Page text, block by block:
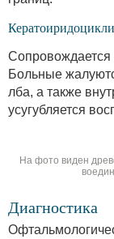
Сопровождается
Больные
лба, а также
усугубляется
На фото виден
Диагностика